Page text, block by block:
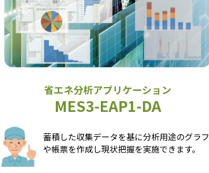
省エネ分析アプリケーション
MES3-EAP1-DA
蓄積した収集データを基に分析用途のグラフ
や帳票を作成し現状把握を実施できます。